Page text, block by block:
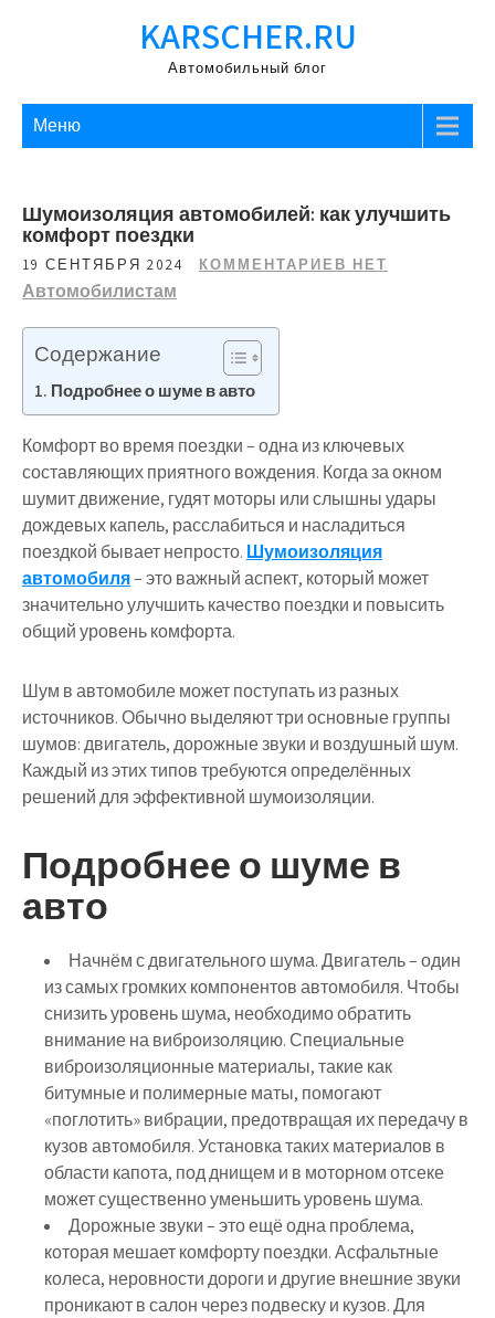
KARSCHER.RU
Автомобильный блог
Меню
Шумоизоляция автомобилей: как улучшить
комфорт поездки
19 СЕНТЯБРЯ 2024 КОММЕНТАРИЕВ НЕТ
Автомобилистам
Содержание
Подробнее о шуме в авто
Комфорт во время поездки – одна из ключевых
составляющих приятного вождения. Когда за окном
шумит движение, гудят моторы или слышны удары
дождевых капель, расслабиться и насладиться
поездкой бывает непросто. Шумоизоляция
автомобиля– это важный аспект, который может
значительно улучшить качество поездки и повысить
общий уровень комфорта.
Шум в автомобиле может поступать из разных
источников. Обычно выделяют три основные группы
шумов: двигатель, дорожные звуки и воздушный шум.
Каждый из этих типов требуются определённых
решений для эффективной шумоизоляции.
Подробнее о шуме в
авто
Начнём с двигательного шума. Двигатель – один
из самых громких компонентов автомобиля. Чтобы
снизить уровень шума, необходимо обратить
внимание на виброизоляцию. Специальные
виброизоляционные материалы, такие как
битумные и полимерные маты, помогают
«поглотить» вибрации, предотвращая их передачу в
кузов автомобиля. Установка таких материалов в
области капота, под днищем и в моторном отсеке
может существенно уменьшить уровень шума.
Дорожные звуки – это ещё одна проблема,
которая мешает комфорту поездки. Асфальтные
колеса, неровности дороги и другие внешние звуки
проникают в салон через подвеску и кузов. Для